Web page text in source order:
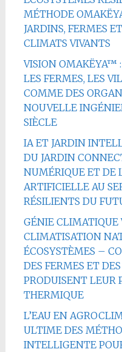
MÉTHODE
JARDINS, FERMES
CLIMATS VIVANTS
VISION OMAKËYA™ :
LES FERMES, LES
COMME DES
NOUVELLE
SIÈCLE
IA ET JARDIN
DU JARDIN
NUMÉRIQUE ET DE
ARTIFICIELLE AU
RÉSILIENTS DU
GÉNIE CLIMATIQUE
CLIMATISATION
ÉCOSYSTÈMES –
DES FERMES ET
PRODUISENT LEUR
THERMIQUE
L’EAU EN
ULTIME DES
INTELLIGENTE